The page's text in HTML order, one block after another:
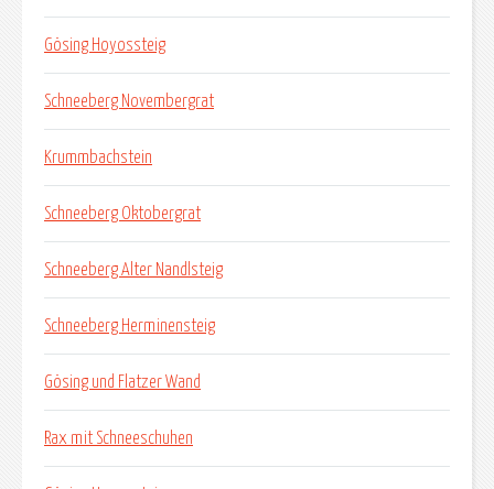
Gösing Hoyossteig
Schneeberg Novembergrat
Krummbachstein
Schneeberg Oktobergrat
Schneeberg Alter Nandlsteig
Schneeberg Herminensteig
Gösing und Flatzer Wand
Rax mit Schneeschuhen